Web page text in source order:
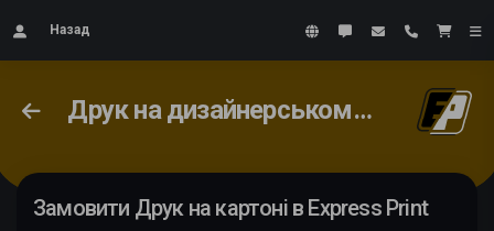
Назад
Друк на дизайнерському картоні
Замовити Друк на картоні в Express Print